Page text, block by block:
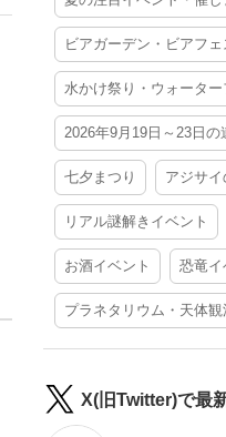
ビアガーデン・ビアフェ
水かけ祭り・ウォーター
2026年9月19日～23日の
七夕まつり アジサ
リアル謎解きイベント
お酒イベント 恐竜イ
プラネタリウム・天体観
X(旧Twitter)で最